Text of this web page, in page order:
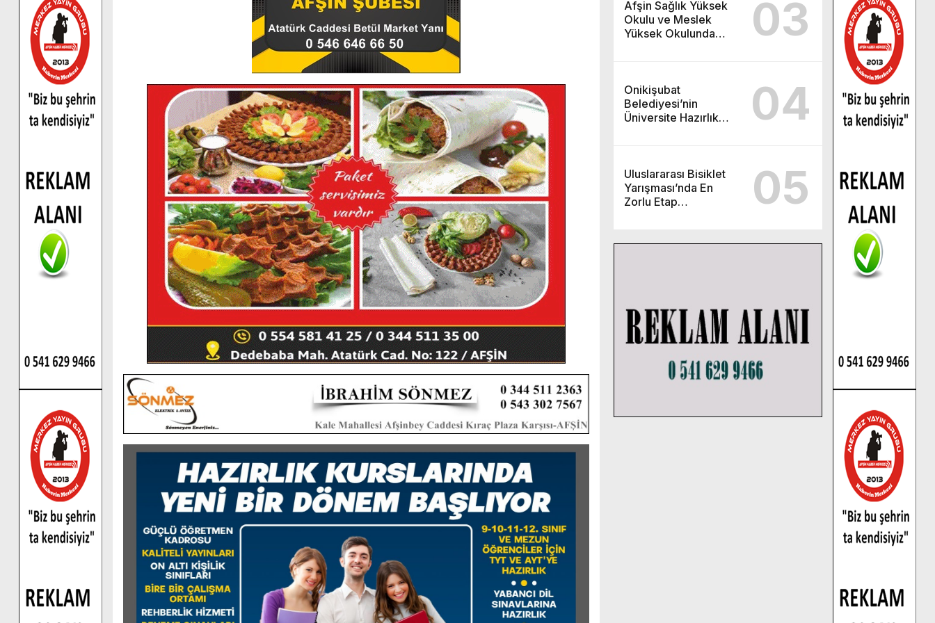
Afşin Sağlık Yüksek
Okulu ve Meslek
Yüksek Okulunda
03
Onikişubat
Belediyesi’nin
Üniversite Hazırlık
04
Uluslararası Bisiklet
Yarışması’nda En
Zorlu Etap
05